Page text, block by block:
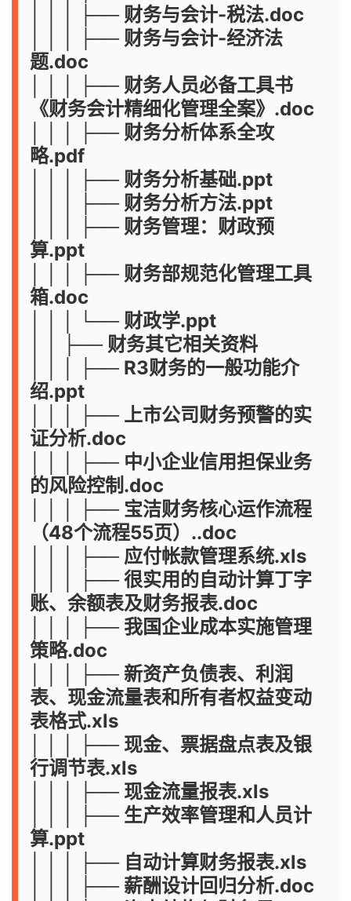
│ │ │ ├── 财务与会计-税法.doc
│ │ │ ├── 财务与会计-经济法
题.doc
│ │ │ ├── 财务人员必备工具书
《财务会计精细化管理全案》.doc
│ │ │ ├── 财务分析体系全攻
略.pdf
│ │ │ ├── 财务分析基础.ppt
│ │ │ ├── 财务分析方法.ppt
│ │ │ ├── 财务管理：财政预
算.ppt
│ │ │ ├── 财务部规范化管理工具
箱.doc
│ │ │ └── 财政学.ppt
│ │ ├── 财务其它相关资料
│ │ │ ├── R3财务的一般功能介
绍.ppt
│ │ │ ├── 上市公司财务预警的实
证分析.doc
│ │ │ ├── 中小企业信用担保业务
的风险控制.doc
│ │ │ ├── 宝洁财务核心运作流程
（48个流程55页）..doc
│ │ │ ├── 应付帐款管理系统.xls
│ │ │ ├── 很实用的自动计算丁字
账、余额表及财务报表.doc
│ │ │ ├── 我国企业成本实施管理
策略.doc
│ │ │ ├── 新资产负债表、利润
表、现金流量表和所有者权益变动
表格式.xls
│ │ │ ├── 现金、票据盘点表及银
行调节表.xls
│ │ │ ├── 现金流量报表.xls
│ │ │ ├── 生产效率管理和人员计
算.ppt
│ │ │ ├── 自动计算财务报表.xls
│ │ │ ├── 薪酬设计回归分析.doc